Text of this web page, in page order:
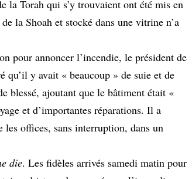
la Torah qui s’y trouvaient ont été mis en
la Shoah et stocké dans une vitrine n’a
pour annoncer l’incendie, le président de
qu’il y avait « beaucoup » de suie et de
blessé, ajoutant que le bâtiment était «
et d’importantes réparations. Il a
offices, sans interruption, dans un
die. Les fidèles arrivés samedi matin pour